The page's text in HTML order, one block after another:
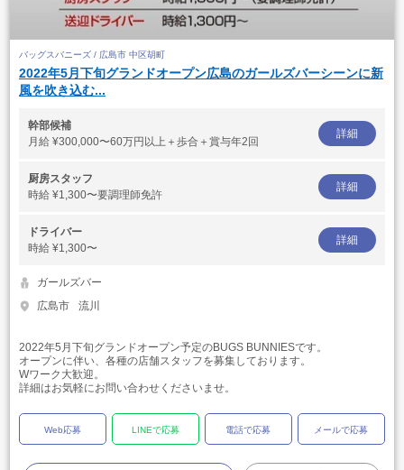
バッグスバニーズ / 広島市 中区胡町
2022年5月下旬グランドオープン広島のガールズバーシーンに新
風を吹き込む...
幹部候補
月給 ¥300,000〜60万円以上＋歩合＋賞与年2回
詳細
厨房スタッフ
時給 ¥1,300〜要調理師免許
詳細
ドライバー
時給 ¥1,300〜
詳細
ガールズバー
広島市
流川
2022年5月下旬グランドオープン予定のBUGS BUNNIESです。
オープンに伴い、各種の店舗スタッフを募集しております。
Wワーク大歓迎。
詳細はお気軽にお問い合わせくださいませ。
Web応募 LINEで応募 電話で応募 メールで応募